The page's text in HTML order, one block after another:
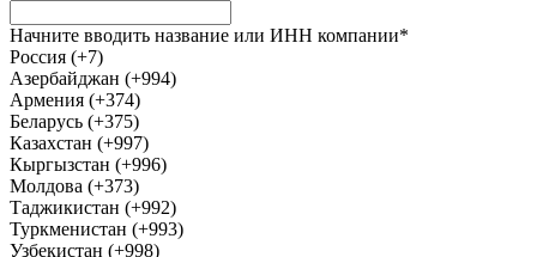
Начните вводить название или ИНН компании*
Россия (+7)
Азербайджан (+994)
Армения (+374)
Беларусь (+375)
Казахстан (+997)
Кыргызстан (+996)
Молдова (+373)
Таджикистан (+992)
Туркменистан (+993)
Узбекистан (+998)